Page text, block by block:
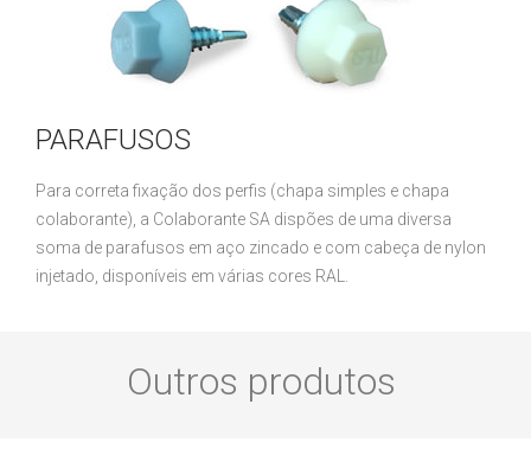
PARAFUSOS
Para correta fixação dos perfis (chapa simples e chapa
colaborante), a Colaborante SA dispões de uma diversa
soma de parafusos em aço zincado e com cabeça de nylon
injetado, disponíveis em várias cores RAL.
Outros produtos